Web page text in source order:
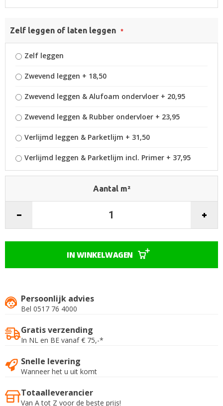
Zelf leggen of laten leggen
Zelf leggen
Zwevend leggen + 18,50
Zwevend leggen & Alufoam ondervloer + 20,95
Zwevend leggen & Rubber ondervloer + 23,95
Verlijmd leggen & Parketlijm + 31,50
Verlijmd leggen & Parketlijm incl. Primer + 37,95
Aantal m²
IN WINKELWAGEN
Persoonlijk advies
Bel 0517 76 4000
Gratis verzending
In NL en BE vanaf € 75,-*
Snelle levering
Wanneer het u uit komt
Totaalleverancier
Van A tot Z voor de beste prijs!